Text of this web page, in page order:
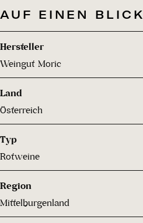
AUF EINEN BLICK
Hersteller
Weingut Moric
Land
Österreich
Typ
Rotweine
Region
Mittelburgenland